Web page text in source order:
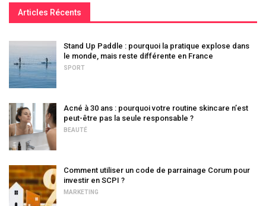
Articles Récents
Stand Up Paddle : pourquoi la pratique explose dans
le monde, mais reste différente en France
SPORT
Acné à 30 ans : pourquoi votre routine skincare n’est
peut-être pas la seule responsable ?
BEAUTÉ
Comment utiliser un code de parrainage Corum pour
investir en SCPI ?
MARKETING